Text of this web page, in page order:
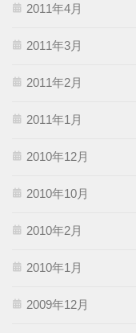
2011年4月
2011年3月
2011年2月
2011年1月
2010年12月
2010年10月
2010年2月
2010年1月
2009年12月